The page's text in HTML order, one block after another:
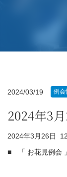
2024/03/19 例会
2024年3
2024年3月26日
■ 「 お花見例会 」